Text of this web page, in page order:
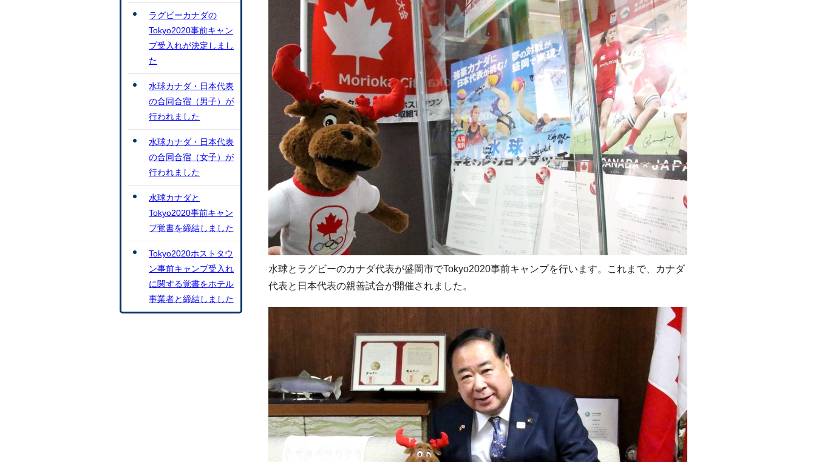
水球とラグビーのカナダ代表が盛岡市でTokyo2020事前キャンプを行います。これまで、カナダ
代表と日本代表の親善試合が開催されました。
ラグビーカナダの
Tokyo2020事前キャン
プ受入れが決定しまし
た
水球カナダ・日本代表
の合同合宿（男子）が
行われました
水球カナダ・日本代表
の合同合宿（女子）が
行われました
水球カナダと
Tokyo2020事前キャン
プ覚書を締結しました
Tokyo2020ホストタウ
ン事前キャンプ受入れ
に関する覚書をホテル
事業者と締結しました